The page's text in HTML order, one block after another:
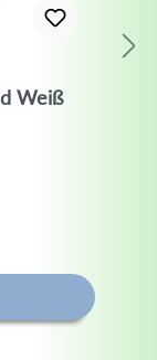
Weiß